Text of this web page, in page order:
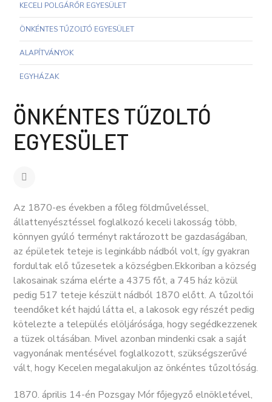
KECELI POLGÁRŐR EGYESÜLET
ÖNKÉNTES TŰZOLTÓ EGYESÜLET
ALAPÍTVÁNYOK
EGYHÁZAK
ÖNKÉNTES TŰZOLTÓ
EGYESÜLET
Az 1870-es években a főleg földműveléssel,
állattenyésztéssel foglalkozó keceli lakosság több,
könnyen gyúló terményt raktározott be gazdaságában,
az épületek teteje is leginkább nádból volt, így gyakran
fordultak elő tűzesetek a községben.Ekkoriban a község
lakosainak száma elérte a 4375 főt, a 745 ház közül
pedig 517 teteje készült nádból 1870 előtt. A tűzoltói
teendőket két hajdú látta el, a lakosok egy részét pedig
kötelezte a település elöljárósága, hogy segédkezzenek
a tüzek oltásában. Mivel azonban mindenki csak a saját
vagyonának mentésével foglalkozott, szükségszerűvé
vált, hogy Kecelen megalakuljon az önkéntes tűzoltóság.
1870. április 14-én Pozsgay Mór főjegyző elnökletével,